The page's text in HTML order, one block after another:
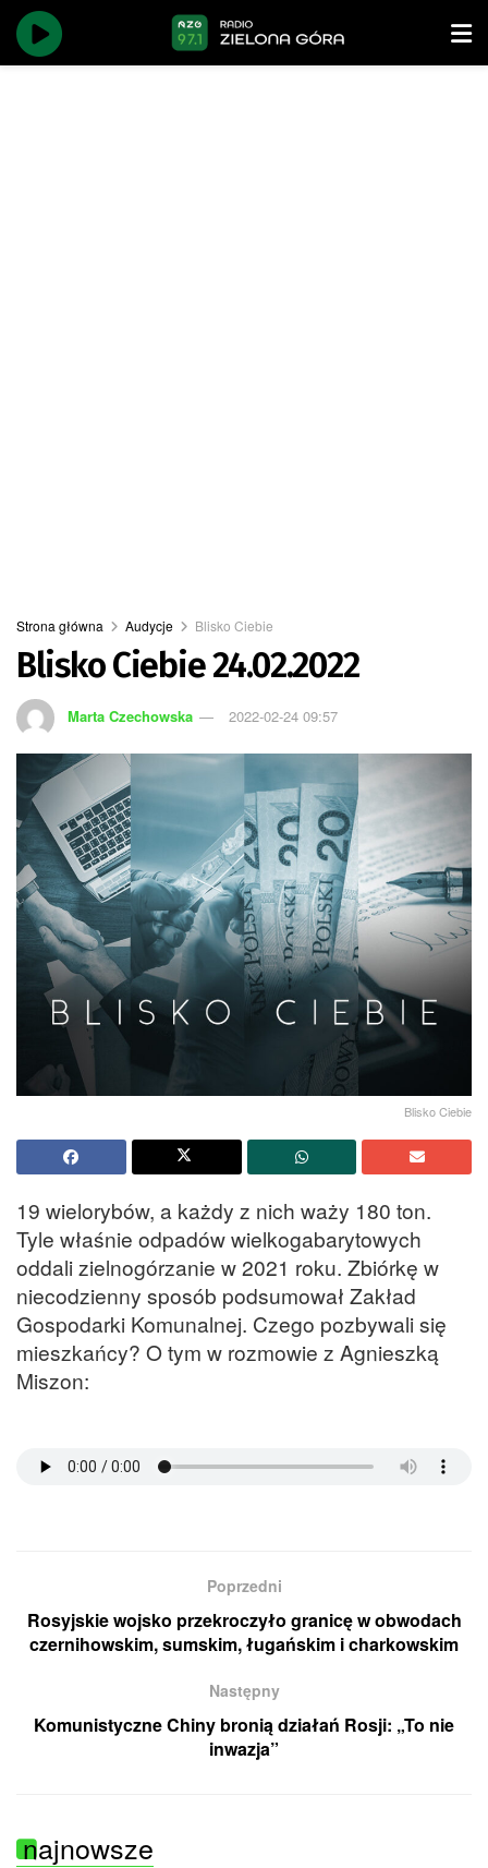
Strona główna Audycje Blisko Ciebie
Blisko Ciebie 24.02.2022
Marta Czechowska 2022-02-24 09:57
Blisko Ciebie
19 wielorybów, a każdy z nich waży 180 ton.
Tyle właśnie odpadów wielkogabarytowych
oddali zielnogórzanie w 2021 roku. Zbiórkę w
niecodzienny sposób podsumował Zakład
Gospodarki Komunalnej. Czego pozbywali się
mieszkańcy? O tym w rozmowie z Agnieszką
Miszon:
Poprzedni
Rosyjskie wojsko przekroczyło granicę w obwodach
czernihowskim, sumskim, ługańskim i charkowskim
Następny
Komunistyczne Chiny bronią działań Rosji: „To nie
inwazja”
najnowsze